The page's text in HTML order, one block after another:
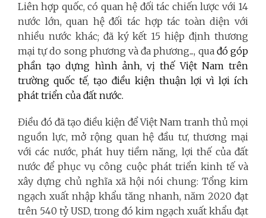
Liên hợp quốc, có quan hệ đối tác chiến lược với 14
nước lớn, quan hệ đối tác hợp tác toàn diện với
nhiều nước khác; đã ký kết 15 hiệp định thương
mại tự do song phương và đa phương..., qua đó góp
phần tạo dựng hình ảnh, vị thế Việt Nam trên
trường quốc tế, tạo điều kiện thuận lợi vì lợi ích
phát triển của đất nước.
Điều đó đã tạo điều kiện để Việt Nam tranh thủ mọi
nguồn lực, mở rộng quan hệ đầu tư, thương mại
với các nước, phát huy tiềm năng, lợi thế của đất
nước để phục vụ công cuộc phát triển kinh tế và
xây dựng chủ nghĩa xã hội nói chung: Tổng kim
ngạch xuất nhập khẩu tăng nhanh, năm 2020 đạt
trên 540 tỷ USD, trong đó kim ngạch xuất khẩu đạt